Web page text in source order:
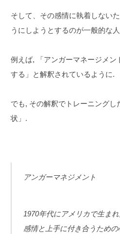
そして、その感情に執着しない
うにしようとするのが一般的な
例えば, 「アンガーマネージメン
する」と解釈されているように.
でも, その解釈でトレーニングし
状」.
アンガーマネジメント
1970年代にアメリカで生ま
感情と上手に付き合うため